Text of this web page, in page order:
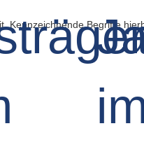
Kennzeichnende Begriffe